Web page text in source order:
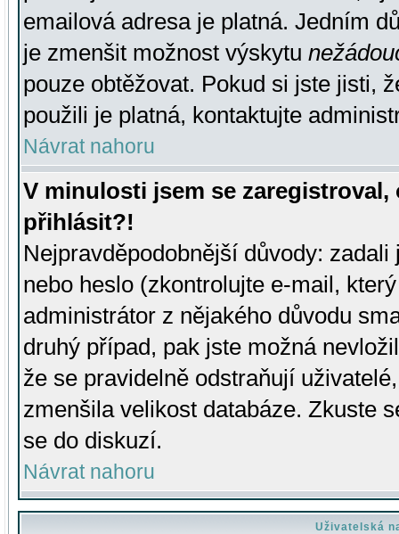
emailová adresa je platná. Jedním
je zmenšit možnost výskytu
pouze obtěžovat. Pokud si jste jisti,
použili je platná, kontaktujte
Návrat nahoru
V minulosti jsem se
přihlásit?!
Nejpravděpodobnější důvody:
nebo heslo (zkontrolujte e-mail,
administrátor z nějakého důvodu
druhý případ, pak jste možná
že se pravidelně odstraňují
zmenšila velikost databáze. Zkuste
se do diskuzí.
Návrat nahoru
Uživatelská